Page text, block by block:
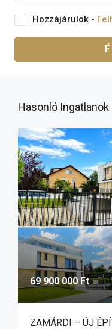
Hozzájárulok -
Hasonló Ingatlanok
69 900 000 Ft
ZAMÁRDI – ÚJ